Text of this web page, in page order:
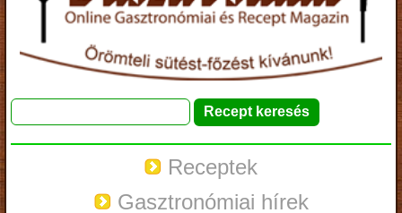
Receptek
Gasztronómiai hírek